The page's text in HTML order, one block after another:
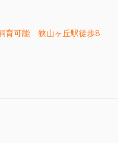
可能 狭山ヶ丘駅徒歩8